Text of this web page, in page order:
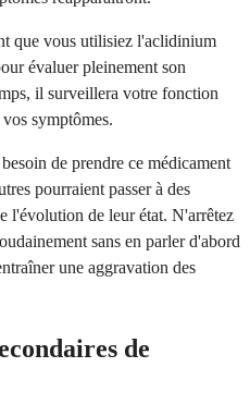
que vous utilisiez l'aclidinium
évaluer pleinement son
il surveillera votre fonction
symptômes.
de prendre ce médicament
pourraient passer à des
l'évolution de leur état. N'arrêtez
sans en parler d'abord
une aggravation des
de